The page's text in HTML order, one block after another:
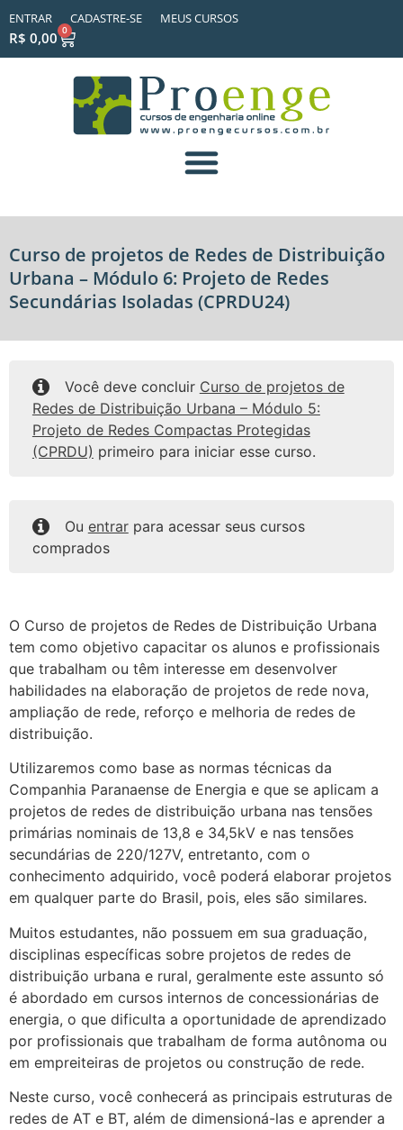
ENTRAR CADASTRE-SE MEUS CURSOS
R$ 0,00 0
Curso de projetos de Redes de Distribuição
Urbana – Módulo 6: Projeto de Redes
Secundárias Isoladas (CPRDU24)
Você deve concluir Curso de projetos de
Redes de Distribuição Urbana – Módulo 5:
Projeto de Redes Compactas Protegidas
(CPRDU) primeiro para iniciar esse curso.
Ou entrarpara acessar seus cursos
comprados
O Curso de projetos de Redes de Distribuição Urbana
tem como objetivo capacitar os alunos e profissionais
que trabalham ou têm interesse em desenvolver
habilidades na elaboração de projetos de rede nova,
ampliação de rede, reforço e melhoria de redes de
distribuição.
Utilizaremos como base as normas técnicas da
Companhia Paranaense de Energia e que se aplicam a
projetos de redes de distribuição urbana nas tensões
primárias nominais de 13,8 e 34,5kV e nas tensões
secundárias de 220/127V, entretanto, com o
conhecimento adquirido, você poderá elaborar projetos
em qualquer parte do Brasil, pois, eles são similares.
Muitos estudantes, não possuem em sua graduação,
disciplinas específicas sobre projetos de redes de
distribuição urbana e rural, geralmente este assunto só
é abordado em cursos internos de concessionárias de
energia, o que dificulta a oportunidade de aprendizado
por profissionais que trabalham de forma autônoma ou
em empreiteiras de projetos ou construção de rede.
Neste curso, você conhecerá as principais estruturas de
redes de AT e BT, além de dimensioná-las e aprender a